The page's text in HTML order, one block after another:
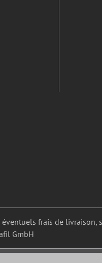
éventuels frais de livraison,
GmbH